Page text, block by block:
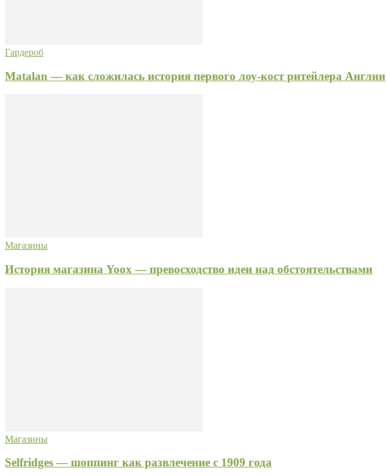
Гардероб
Matalan — как сложилась история первого лоу-кост ритейлера Англии
Магазины
История магазина Yoox — превосходство идеи над обстоятельствами
Магазины
Selfridges — шоппинг как развлечение с 1909 года